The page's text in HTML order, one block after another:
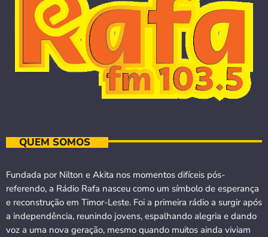
QUEM SOMOS
Fundada por Nilton e Akita nos momentos difíceis pós-
referendo, a Rádio Rafa nasceu como um símbolo de esperança
e reconstrução em Timor-Leste. Foi a primeira rádio a surgir após
a independência, reunindo jovens, espalhando alegria e dando
voz a uma nova geração, mesmo quando muitos ainda viviam